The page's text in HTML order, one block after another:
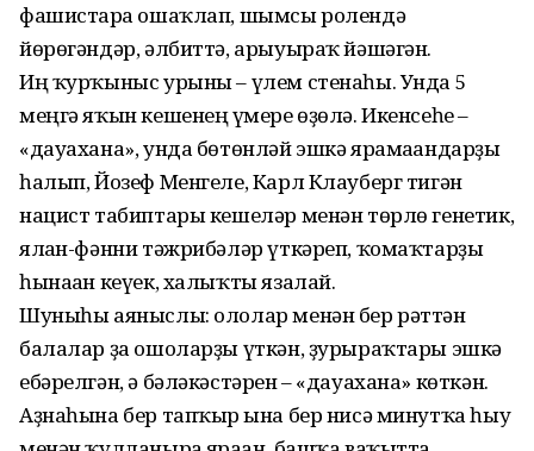
фашистарға ошаҡлап, шымсы ролендә
йөрөгәндәр, әлбиттә, арыуыраҡ йәшәгән.
Иң ҡурҡыныс урыны – үлем стенаһы. Унда 5
меңгә яҡын кешенең ғүмере өҙөлә. Икенсеһе –
«дауахана», унда бөтөнләй эшкә ярамағандарҙы
һалып, Йозеф Менгеле, Карл Клауберг тигән
нацист табиптары кешеләр менән төрлө генетик,
ялған-фәнни тәжрибәләр үткәреп, ҡомаҡтарҙы
һынаған кеүек, халыҡты язалай.
Шуныһы аяныслы: ололар ме­нән бер рәттән
балалар ҙа ошоларҙы үткән, ҙурыраҡтары эшкә
ебәрелгән, ә бәләкәстә­рен – «дауахана» көткән.
Аҙна­һына бер тапҡыр ғына бер ни­сә минутҡа һыу